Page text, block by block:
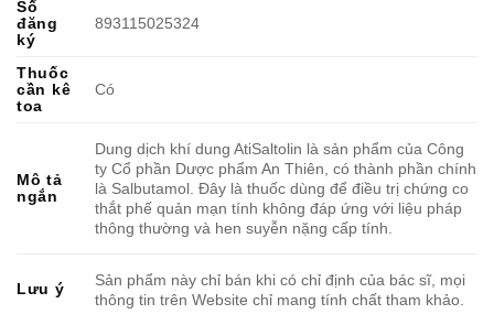
Số
đăng
ký
893115025324
Thuốc
cần kê
toa
Có
Mô tả
ngắn
Dung dịch khí dung AtiSaltolin là sản phẩm của Công
ty Cổ phần Dược phẩm An Thiên, có thành phần chính
là Salbutamol. Đây là thuốc dùng để điều trị chứng co
thắt phế quản mạn tính không đáp ứng với liệu pháp
thông thường và hen suyễn nặng cấp tính.
Lưu ý
Sản phẩm này chỉ bán khi có chỉ định của bác sĩ, mọi
thông tin trên Website chỉ mang tính chất tham khảo.